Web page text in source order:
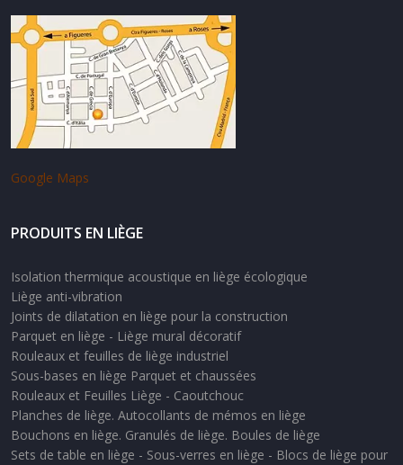
Google Maps
PRODUITS EN LIÈGE
Isolation thermique acoustique en liège écologique
Liège anti-vibration
Joints de dilatation en liège pour la construction
Parquet en liège - Liège mural décoratif
Rouleaux et feuilles de liège industriel
Sous-bases en liège Parquet et chaussées
Rouleaux et Feuilles Liège - Caoutchouc
Planches de liège. Autocollants de mémos en liège
Bouchons en liège. Granulés de liège. Boules de liège
Sets de table en liège - Sous-verres en liège - Blocs de liège pour